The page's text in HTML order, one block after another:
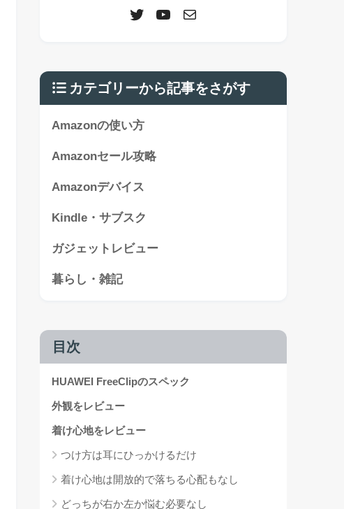
カテゴリーから記事をさがす
Amazonの使い方
Amazonセール攻略
Amazonデバイス
Kindle・サブスク
ガジェットレビュー
暮らし・雑記
目次
HUAWEI FreeClipのスペック
外観をレビュー
着け心地をレビュー
つけ方は耳にひっかけるだけ
着け心地は開放的で落ちる心配もなし
どっちが右か左か悩む必要なし